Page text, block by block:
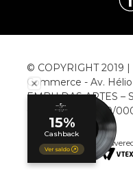
© COPYRIGHT 2019
Commerce - Av.
EMBU DAS ARTES –
CNPJ: 00.952.789/